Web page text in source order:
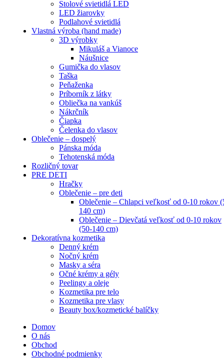
Stolové svietidlá LED
LED žiarovky
Podlahové svietidlá
Vlastná výroba (hand made)
3D výrobky
Mikuláš a Vianoce
Náušnice
Gumička do vlasov
Taška
Peňaženka
Príborník z látky
Obliečka na vankúš
Nákrčník
Čiapka
Čelenka do vlasov
Oblečenie – dospelý
Pánska móda
Tehotenská móda
Rozličný tovar
PRE DETI
Hračky
Oblečenie – pre deti
Oblečenie – Chlapci veľkosť od 0-10 rokov
140 cm)
Oblečenie – Dievčatá veľkosť od 0-10 rokov
(50-140 cm)
Dekoratívna kozmetika
Denný krém
Nočný krém
Masky a séra
Očné krémy a gély
Peelingy a oleje
Kozmetika pre telo
Kozmetika pre vlasy
Beauty box/kozmetické balíčky
Domov
O nás
Obchod
Obchodné podmienky